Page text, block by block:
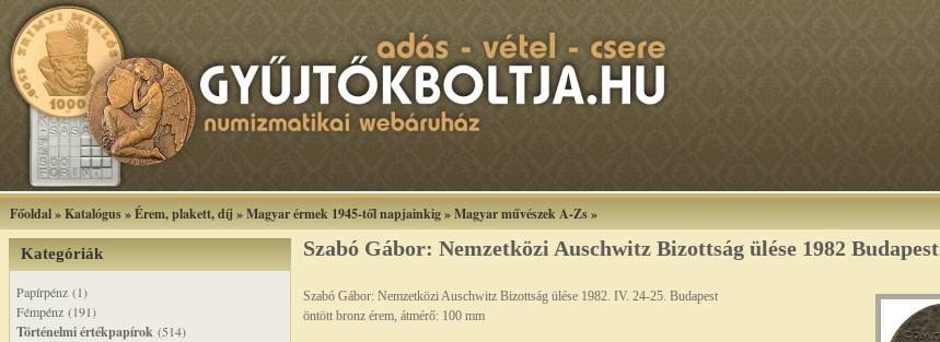
Főoldal»Katalógus»Érem, plakett, díj »Magyar érmek 1945-től napjainkig»Magyar művészek A-Zs»
Kategóriák
Papírpénz (1)
Fémpénz (191)
Történelmi értékpapírok (514)
Szabó Gábor: Nemzetközi Auschwitz Bizottság ülése 1982 Budapest
Szabó Gábor: Nemzetközi Auschwitz Bizottság ülése 1982. IV. 24-25. Budapest
öntött bronz érem, átmérő: 100 mm